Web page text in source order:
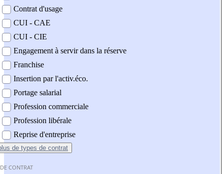
Contrat d'usage
CUI - CAE
CUI - CIE
Engagement à servir dans la réserve
Franchise
Insertion par l'activ.éco.
Portage salarial
Profession commerciale
Profession libérale
Reprise d'entreprise
de types de contrat
CONTRAT